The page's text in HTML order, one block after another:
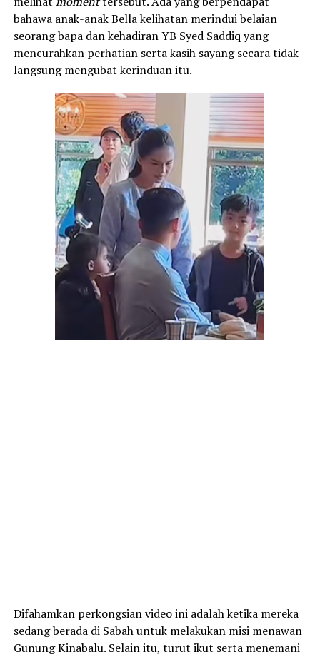
bahawa anak-anak Bella kelihatan merindui belaian
seorang bapa dan kehadiran YB Syed Saddiq yang
mencurahkan perhatian serta kasih sayang secara tidak
langsung mengubat kerinduan itu.
Difahamkan perkongsian video ini adalah ketika mereka
sedang berada di Sabah untuk melakukan misi menawan
Gunung Kinabalu. Selain itu, turut ikut serta menemani